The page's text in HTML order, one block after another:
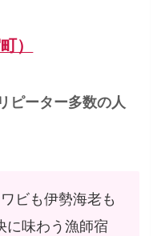
）
ピーター多数の人
ビも伊勢海老も
に味わう漁師宿